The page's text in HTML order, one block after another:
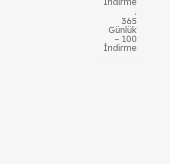
,
365
Günlük
– 100
İndirme